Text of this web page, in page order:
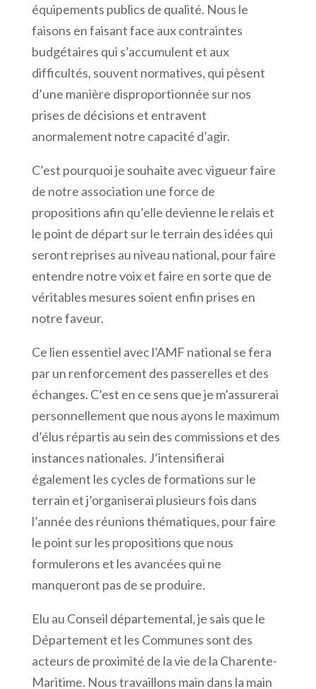
équipements publics de qualité. Nous le
faisons en faisant face aux contraintes
budgétaires qui s’accumulent et aux
difficultés, souvent normatives, qui pèsent
d’une manière disproportionnée sur nos
prises de décisions et entravent
anormalement notre capacité d’agir.
C’est pourquoi je souhaite avec vigueur faire
de notre association une force de
propositions afin qu’elle devienne le relais et
le point de départ sur le terrain des idées qui
seront reprises au niveau national, pour faire
entendre notre voix et faire en sorte que de
véritables mesures soient enfin prises en
notre faveur.
Ce lien essentiel avec l’AMF national se fera
par un renforcement des passerelles et des
échanges. C’est en ce sens que je m’assurerai
personnellement que nous ayons le maximum
d’élus répartis au sein des commissions et des
instances nationales. J’intensifierai
également les cycles de formations sur le
terrain et j’organiserai plusieurs fois dans
l’année des réunions thématiques, pour faire
le point sur les propositions que nous
formulerons et les avancées qui ne
manqueront pas de se produire.
Elu au Conseil départemental, je sais que le
Département et les Communes sont des
acteurs de proximité de la vie de la Charente-
Maritime. Nous travaillons main dans la main